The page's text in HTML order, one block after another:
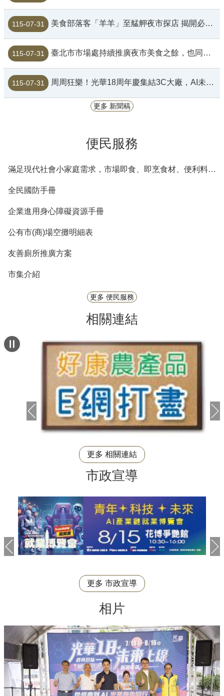
115-07-31 美食部落客「羊羊」至艋舺夜市探店 揭開必吃私藏美食名單
115-07-31 臺北市市場處持續推廣夜市美食之餘，也同步向夜市攤販宣導投保產品責任險，讓民眾買的安心吃的放心
115-07-31 周周狂樂！光華18周年慶集結3C大廠，AI未來科技輪番上陣
更多 新聞稿
便民服務
滿足現代社會小家庭需求，市場即食、即烹食材、便利料理包等商品列表
全民國防手冊
企業進用身心障礙資源手冊
公有市(商)場空攤明細表
友善廁所推廣方案
市集介紹
更多 便民服務
相關連結
更多 相關連結
市政宣導
更多 市政宣導
相片